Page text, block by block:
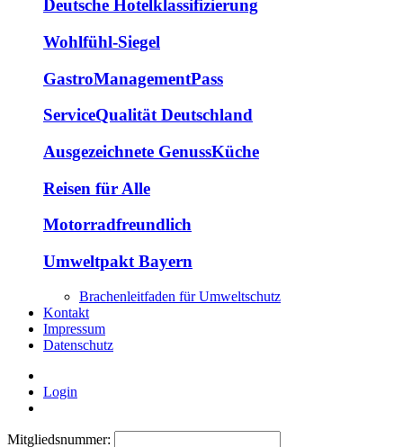
Deutsche Hotelklassifizierung
Wohlfühl-Siegel
GastroManagementPass
ServiceQualität Deutschland
Ausgezeichnete GenussKüche
Reisen für Alle
Motorradfreundlich
Umweltpakt Bayern
Brachenleitfaden für Umweltschutz
Kontakt
Impressum
Datenschutz
Login
Mitgliedsnummer: